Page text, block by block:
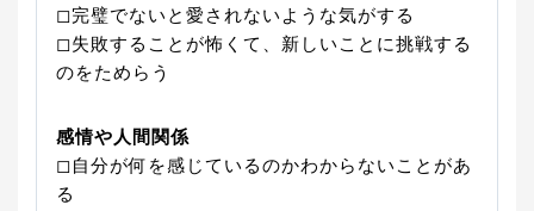
◻︎完璧でないと愛されないような気がする
◻︎失敗することが怖くて、新しいことに挑戦する
のをためらう
感情や人間関係
◻︎自分が何を感じているのかわからないことがあ
る